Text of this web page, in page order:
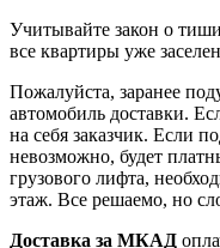
Учитывайте закон о
все квартиры уже
Пожалуйста, заранее
автомобиль доставки.
на себя заказчик. Если
невозможно, будет
грузового лифта,
этаж. Все решаемо, но
Доставка за МКАД